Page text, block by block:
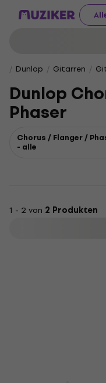
Dunlop Gitarren
Dunlop
Phaser
Chorus / Flanger /
- alle
1 - 2 von 2 Produkten